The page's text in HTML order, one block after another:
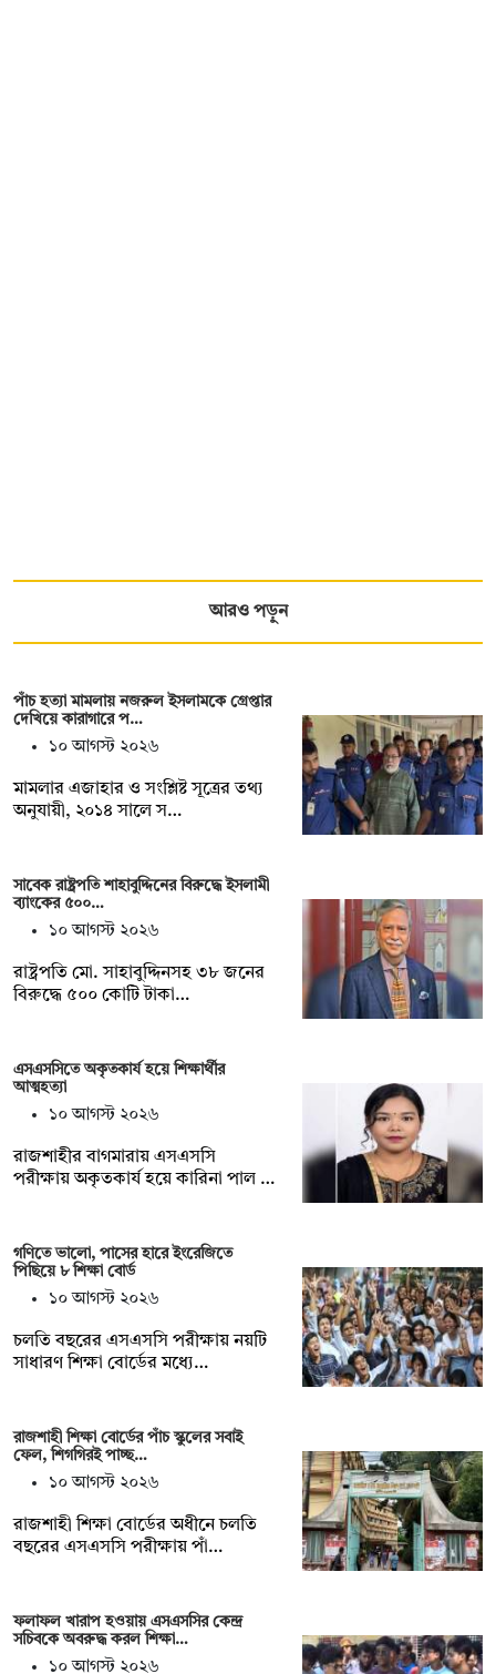
আরও পড়ুন
পাঁচ হত্যা মামলায় নজরুল ইসলামকে গ্রেপ্তার
দেখিয়ে কারাগারে প…
১০ আগস্ট ২০২৬
মামলার এজাহার ও সংশ্লিষ্ট সূত্রের তথ্য
অনুযায়ী, ২০১৪ সালে স…
সাবেক রাষ্ট্রপতি শাহাবুদ্দিনের বিরুদ্ধে ইসলামী
ব্যাংকের ৫০০…
১০ আগস্ট ২০২৬
রাষ্ট্রপতি মো. সাহাবুদ্দিনসহ ৩৮ জনের
বিরুদ্ধে ৫০০ কোটি টাকা…
এসএসসিতে অকৃতকার্য হয়ে শিক্ষার্থীর
আত্মহত্যা
১০ আগস্ট ২০২৬
রাজশাহীর বাগমারায় এসএসসি
পরীক্ষায় অকৃতকার্য হয়ে কারিনা পাল …
গণিতে ভালো, পাসের হারে ইংরেজিতে
পিছিয়ে ৮ শিক্ষা বোর্ড
১০ আগস্ট ২০২৬
চলতি বছরের এসএসসি পরীক্ষায় নয়টি
সাধারণ শিক্ষা বোর্ডের মধ্যে…
রাজশাহী শিক্ষা বোর্ডের পাঁচ স্কুলের সবাই
ফেল, শিগগিরই পাচ্ছ…
১০ আগস্ট ২০২৬
রাজশাহী শিক্ষা বোর্ডের অধীনে চলতি
বছরের এসএসসি পরীক্ষায় পাঁ…
ফলাফল খারাপ হওয়ায় এসএসসির কেন্দ্র
সচিবকে অবরুদ্ধ করল শিক্ষা…
১০ আগস্ট ২০২৬